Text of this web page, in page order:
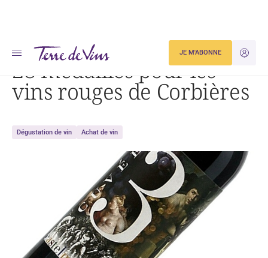
JE
JE M'ABONNE
Accueil 28 médailles pour les vins rouges de Corbières
28 médailles pour les
vins rouges de Corbières
Dégustation de vin Achat de vin